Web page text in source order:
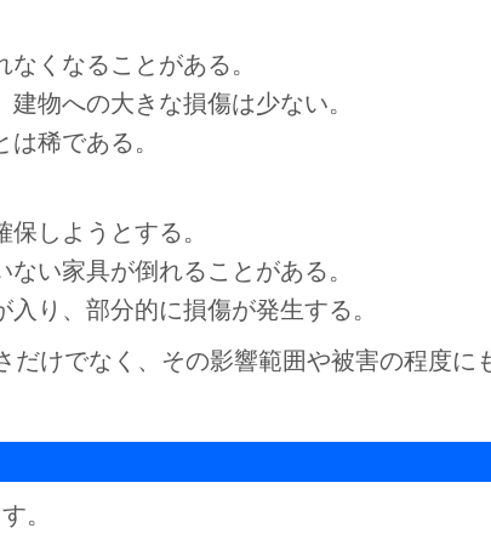
くなることがある。
物への大きな損傷は少ない。
稀である。
しようとする。
い家具が倒れることがある。
り、部分的に損傷が発生する。
けでなく、その影響範囲や被害の程度に
。